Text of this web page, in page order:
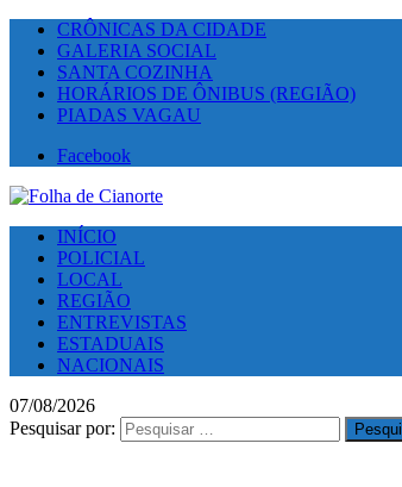
CRÔNICAS DA CIDADE
GALERIA SOCIAL
SANTA COZINHA
HORÁRIOS DE ÔNIBUS (REGIÃO)
PIADAS VAGAU
Facebook
INÍCIO
POLICIAL
LOCAL
REGIÃO
ENTREVISTAS
ESTADUAIS
NACIONAIS
07/08/2026
Pesquisar por: